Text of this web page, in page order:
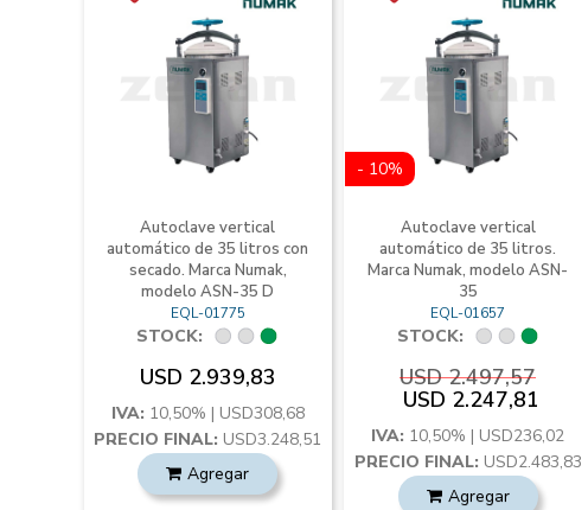
Autoclave vertical
automático de 35 litros con
secado. Marca Numak,
modelo ASN-35 D
EQL-01775
STOCK:
USD 2.939,83
IVA: 10,50% | USD308,68
PRECIO FINAL: USD3.248,51
Agregar
- 10%
Autoclave vertical
automático de 35 litros.
Marca Numak, modelo ASN-
35
EQL-01657
STOCK:
USD 2.497,57
USD 2.247,81
IVA: 10,50% | USD236,02
PRECIO FINAL: USD2.483,83
Agregar